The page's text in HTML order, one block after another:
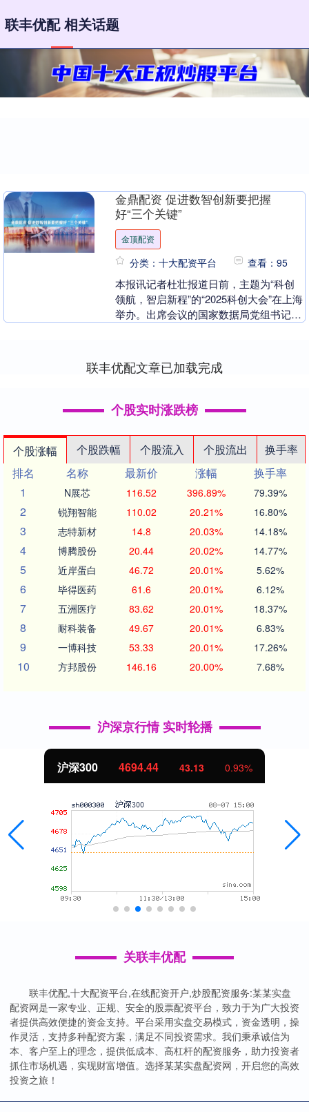
联丰优配 相关话题
金鼎配资 促进数智创新要把握
好“三个关键”
金顶配资
分类：十大配资平台 查看：95
本报讯记者杜壮报道日前，主题为“科创
领航，智启新程”的“2025科创大会”在上海
举办。出席会议的国家数据局党组书记、
联丰优配文章已加载完成
个股实时涨跌榜
个股涨幅 个股跌幅 个股流入 个股流出
换手率
排名
名称 最新价 涨幅
换手率
1
N展芯 116.52 396.89% 79.39%
2 锐翔智能 110.02 20.21% 16.80%
3 志特新材 14.8 20.03% 14.18%
4 博腾股份 20.44 20.02% 14.77%
5 近岸蛋白 46.72 20.01% 5.62%
6 毕得医药 61.6 20.01% 6.12%
7 五洲医疗 83.62 20.01% 18.37%
8 耐科装备 49.67 20.01% 6.83%
9 一博科技 53.33 20.01% 17.26%
10 方邦股份 146.16 20.00% 7.68%
沪深京行情 实时轮播
沪深300 4694.44 43.13 0.93%
关联丰优配
联丰优配,十大配资平台,在线配资开户,炒股配资服务:某某实盘
配资网是一家专业、正规、安全的股票配资平台，致力于为广大投资
者提供高效便捷的资金支持。平台采用实盘交易模式，资金透明，操
作灵活，支持多种配资方案，满足不同投资需求。我们秉承诚信为
本、客户至上的理念，提供低成本、高杠杆的配资服务，助力投资者
抓住市场机遇，实现财富增值。选择某某实盘配资网，开启您的高效
投资之旅！